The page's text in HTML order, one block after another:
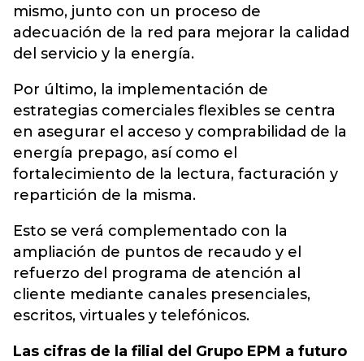
mismo, junto con un proceso de
adecuación de la red para mejorar la calidad
del servicio y la energía.
Por último, la implementación de
estrategias comerciales flexibles se centra
en asegurar el acceso y comprabilidad de la
energía prepago, así como el
fortalecimiento de la lectura, facturación y
repartición de la misma.
Esto se verá complementado con la
ampliación de puntos de recaudo y el
refuerzo del programa de atención al
cliente mediante canales presenciales,
escritos, virtuales y telefónicos.
Las cifras de la filial del Grupo EPM a futuro